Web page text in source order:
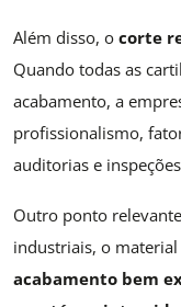
Além disso, o corte
Quando todas as
acabamento, a
profissionalismo,
auditorias e
Outro ponto
industriais, o
acabamento bem